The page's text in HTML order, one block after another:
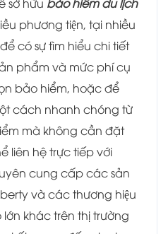
phương tiện, tại nhiều
có sự tìm hiểu chi tiết
phẩm và mức phí cụ
bảo hiểm, hoặc để
cách nhanh chóng từ
mà không cần đặt
liên hệ trực tiếp với
cung cấp các sản
và các thương hiệu
khác trên thị trường